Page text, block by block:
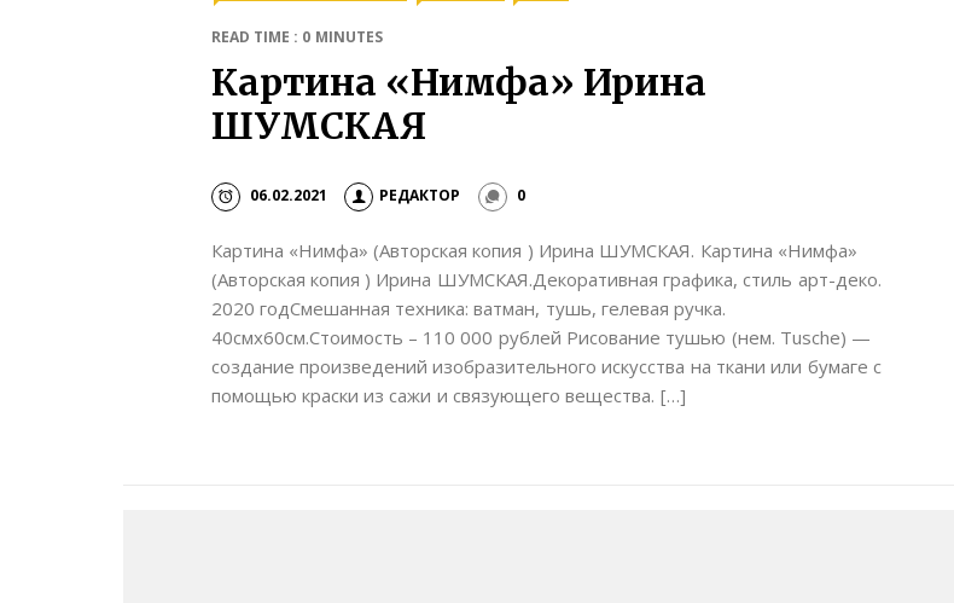
READ TIME : 0 MINUTES
Картина «Нимфа» Ирина
ШУМСКАЯ
06.02.2021 РЕДАКТОР 0
Картина «Нимфа» (Авторская копия ) Ирина ШУМСКАЯ. Картина «Нимфа»
(Авторская копия ) Ирина ШУМСКАЯ.Декоративная графика, стиль арт-деко.
2020 годСмешанная техника: ватман, тушь, гелевая ручка.
40смх60см.Стоимость – 110 000 рублей Рисование тушью (нем. Tusche) —
создание произведений изобразительного искусства на ткани или бумаге с
помощью краски из сажи и связующего вещества. […]